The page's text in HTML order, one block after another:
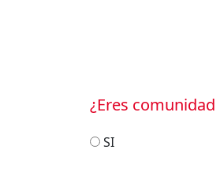
¿Eres comunidad
SI